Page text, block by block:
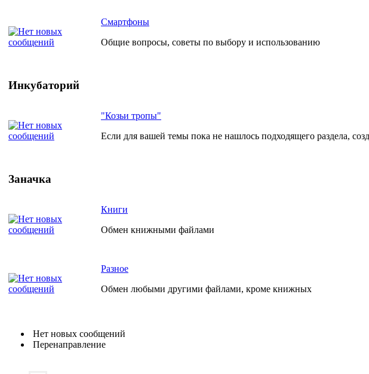
Смартфоны
Общие вопросы, советы по выбору и использованию
Инкубаторий
"Козьи тропы"
Если для вашей темы пока не нашлось подходящего раздела,
Заначка
Книги
Обмен книжными файлами
Разное
Обмен любыми другими файлами, кроме книжных
Нет новых сообщений
Перенаправление